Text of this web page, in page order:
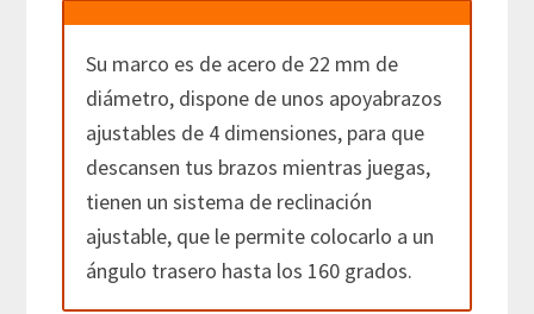
Su marco es de acero de 22 mm de
diámetro, dispone de unos apoyabrazos
ajustables de 4 dimensiones, para que
descansen tus brazos mientras juegas,
tienen un sistema de reclinación
ajustable, que le permite colocarlo a un
ángulo trasero hasta los 160 grados.